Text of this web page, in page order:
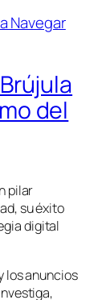
del
pilar
su éxito
digital
los anuncios